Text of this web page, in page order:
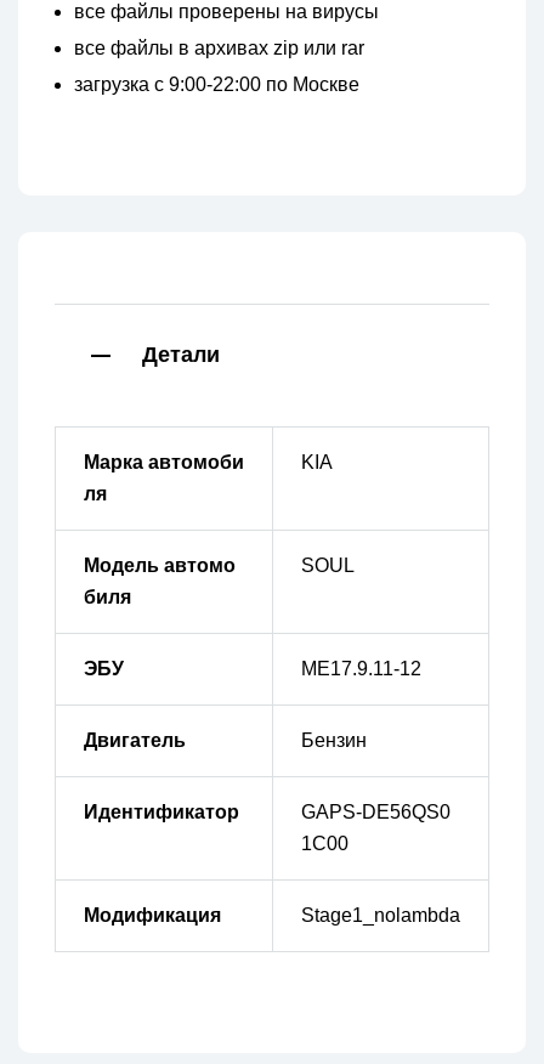
все файлы проверены на вирусы
все файлы в архивах zip или rar
загрузка с 9:00-22:00 по Москве
Детали
Марка автомоби
ля
KIA
Модель автомо
биля
SOUL
ЭБУ ME17.9.11-12
Двигатель Бензин
Идентификатор
GAPS-DE56QS0
1C00
Модификация Stage1_nolambda